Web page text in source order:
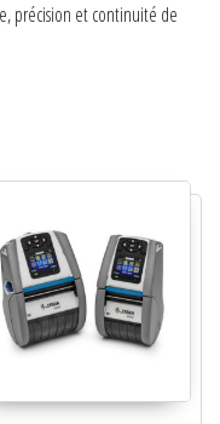
précision et continuité de